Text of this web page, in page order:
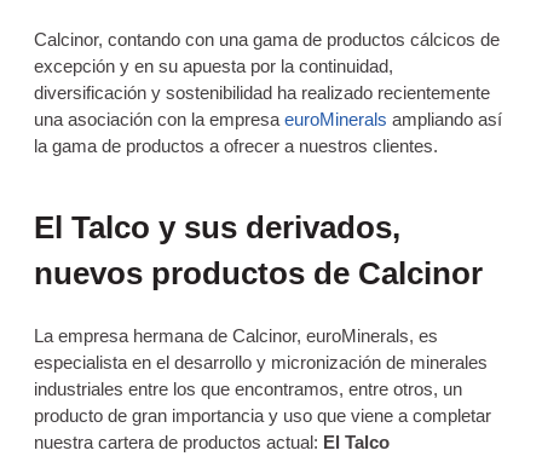
Calcinor, contando con una gama de productos cálcicos de
excepción y en su apuesta por la continuidad,
diversificación y sostenibilidad ha realizado recientemente
una asociación con la empresa euroMinerals ampliando así
la gama de productos a ofrecer a nuestros clientes.
El Talco y sus derivados,
nuevos productos de Calcinor
La empresa hermana de Calcinor, euroMinerals, es
especialista en el desarrollo y micronización de minerales
industriales entre los que encontramos, entre otros, un
producto de gran importancia y uso que viene a completar
nuestra cartera de productos actual: El Talco